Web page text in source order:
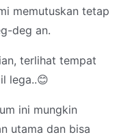
memutuskan tetap
deg an.
terlihat tempat
lega..😊
ini mungkin
utama dan bisa